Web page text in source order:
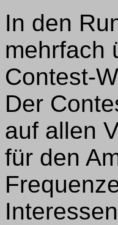
In den
mehrfach
Contest-
Der
auf allen
für den